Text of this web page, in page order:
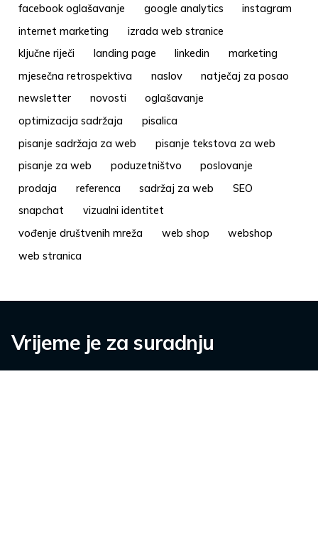
facebook oglašavanje
google analytics
instagram
internet marketing
izrada web stranice
ključne riječi
landing page linkedin
marketing
mjesečna retrospektiva
naslov
natječaj za posao
newsletter
novosti
oglašavanje
optimizacija sadržaja
pisalica
pisanje sadržaja za web
pisanje tekstova za web
pisanje za web
poduzetništvo
poslovanje
prodaja
referenca sadržaj za web
SEO
snapchat
vizualni identitet
vođenje društvenih mreža
web shop
webshop
web stranica
Vrijeme je za suradnju